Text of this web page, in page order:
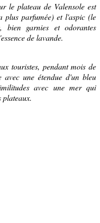
le plateau de Valensole est
parfumée) et l'aspic (le
bien garnies et odorantes
de lavande.
touristes, pendant mois de
une étendue d'un bleu
avec une mer qui
plateaux.